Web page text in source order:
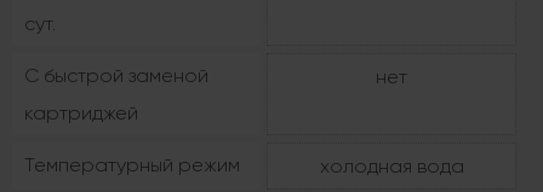
сут.
С быстрой заменой
картриджей
нет
Температурный режим холодная вода